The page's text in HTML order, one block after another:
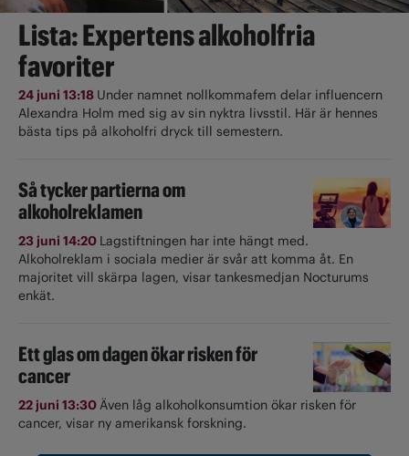
Lista: Expertens alkoholfria
favoriter
24 juni 13:18 Under namnet nollkommafem delar influencern
Alexandra Holm med sig av sin nyktra livsstil. Här är hennes
bästa tips på alkoholfri dryck till semestern.
Så tycker partierna om
alkoholreklamen
23 juni 14:20 Lagstiftningen har inte hängt med.
Alkoholreklam i sociala medier är svår att komma åt. En
majoritet vill skärpa lagen, visar tankesmedjan Nocturums
enkät.
Ett glas om dagen ökar risken för
cancer
22 juni 13:30Även låg alkoholkonsumtion ökar risken för
cancer, visar ny amerikansk forskning.